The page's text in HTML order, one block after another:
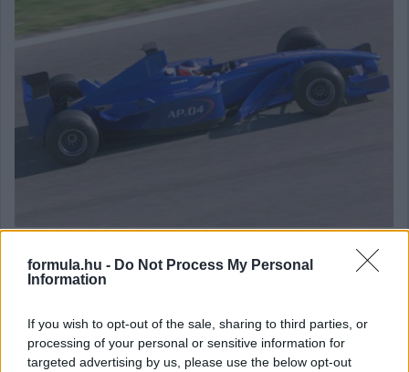
formula.hu - Do Not Process My Personal
Information
If you wish to opt-out of the sale, sharing to third parties, or
processing of your personal or sensitive information for
targeted advertising by us, please use the below opt-out
Amikor a Phoenix GP bemutatta, hogyan ne próbáljunk meg
részletek
2015. február 13. péntek, 11:45
F1-Archív: Schumacher mozgatja a pilótapiacot